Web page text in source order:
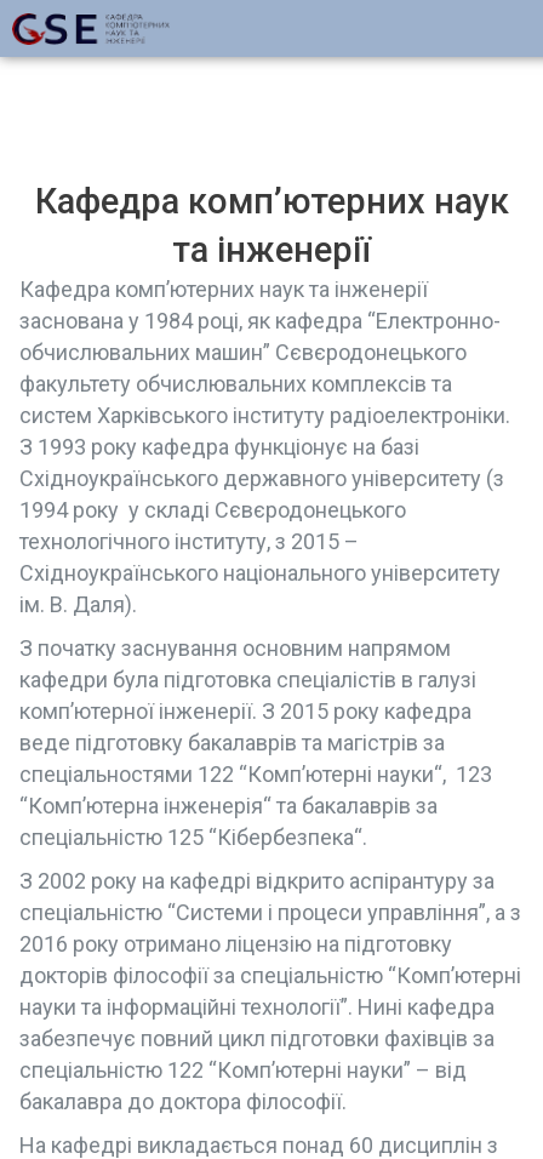
Кафедра комп’ютерних наук
та інженерії
Кафедра комп’ютерних наук та інженерії
заснована у 1984 році, як кафедра “Електронно-
обчислювальних машин” Сєвєродонецького
факультету обчислювальних комплексів та
систем Харківського інституту радіоелектроніки.
З 1993 року кафедра функціонує на базі
Східноукраїнського державного університету (з
1994 року у складі Сєвєродонецького
технологічного інституту, з 2015 –
Східноукраїнського національного університету
ім. В. Даля).
З початку заснування основним напрямом
кафедри була підготовка спеціалістів в галузі
комп’ютерної інженерії. З 2015 року кафедра
веде підготовку бакалаврів та магістрів за
спеціальностями 122 “Комп’ютерні науки“, 123
“Комп’ютерна інженерія“ та бакалаврів за
спеціальністю 125 “Кібербезпека“.
З 2002 року на кафедрі відкрито аспірантуру за
спеціальністю “Системи і процеси управління”, а з
2016 року отримано ліцензію на підготовку
докторів філософії за спеціальністю “Комп’ютерні
науки та інформаційні технології”. Нині кафедра
забезпечує повний цикл підготовки фахівців за
спеціальністю 122 “Комп’ютерні науки” – від
бакалавра до доктора філософії.
На кафедрі викладається понад 60 дисциплін з